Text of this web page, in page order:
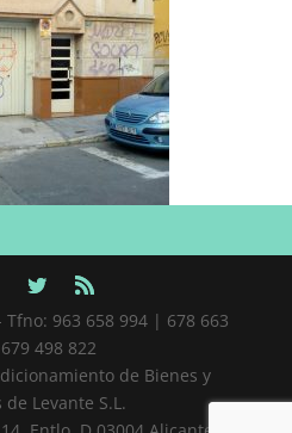
963 658 994 | 678 663
498 822
de Bienes y
de Levante S.L.